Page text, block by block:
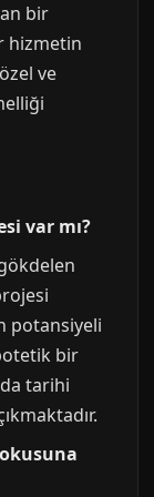
bir
hizmetin
ve
var mı?
potansiyeli
bir
tarihi